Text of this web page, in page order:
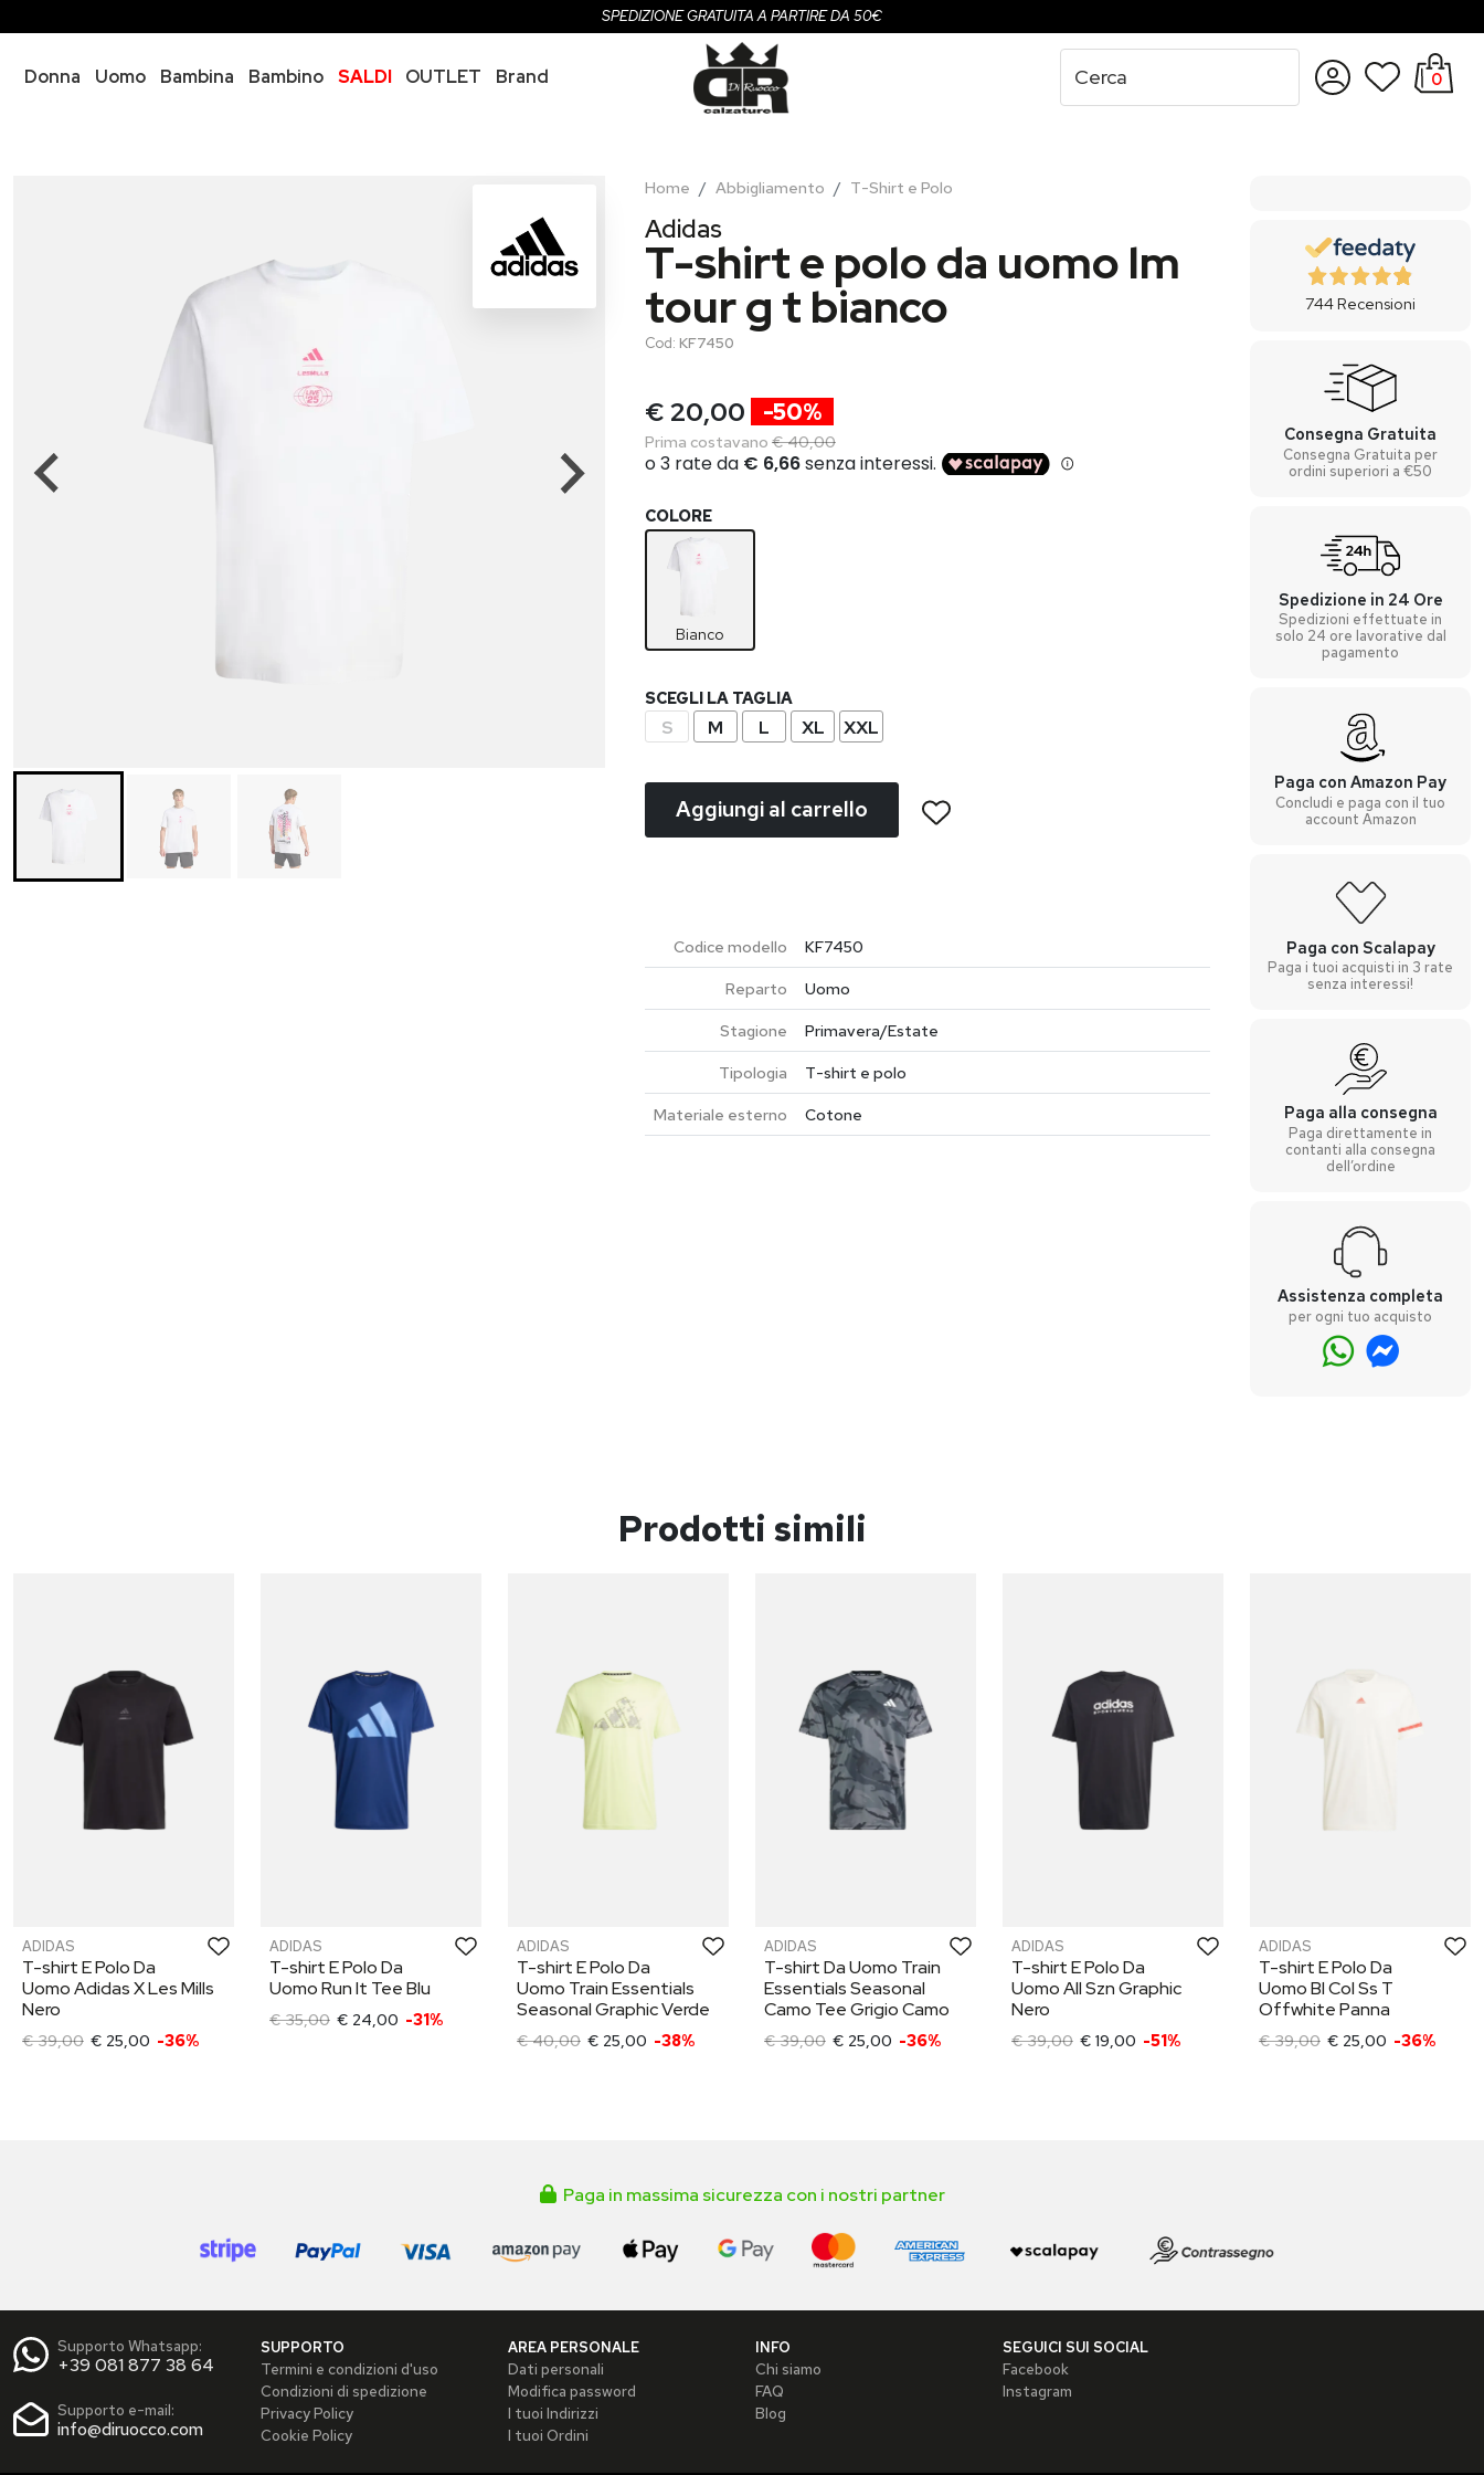
SPEDIZIONE GRATUITA A PARTIRE DA 50€
Donna Uomo Bambina Bambino SALDI OUTLET
Brand
0
Home Abbigliamento T-Shirt e Polo
Adidas
T-shirt e polo da uomo lm
tour g t bianco
Cod: KF7450
€ 20,00 -50%
Prima costavano € 40,00
COLORE
Bianco
SCEGLI LA TAGLIA
S M L XL XXL
Aggiungi al carrello
Codice modello
KF7450
Reparto
Uomo
Stagione
Primavera/Estate
Tipologia
T-shirt e polo
Materiale esterno
Cotone
744Recensioni
Consegna Gratuita
Consegna Gratuita per
ordini superiori a €50
Spedizione in 24 Ore
Spedizioni effettuate in
solo 24 ore lavorative dal
pagamento
Paga con Amazon Pay
Concludi e paga con il tuo
account Amazon
Paga con Scalapay
Paga i tuoi acquisti in 3 rate
senza interessi!
Paga alla consegna
Paga direttamente in
contanti alla consegna
dell’ordine
Assistenza completa
per ogni tuo acquisto
Prodotti simili
ADIDAS
T-shirt E Polo Da
Uomo Adidas X Les Mills
Nero
€ 39,00 € 25,00 -36%
ADIDAS
T-shirt E Polo Da
Uomo Run It Tee Blu
€ 35,00 € 24,00 -31%
ADIDAS
T-shirt E Polo Da
Uomo Train Essentials
Seasonal Graphic Verde
€ 40,00 € 25,00 -38%
ADIDAS
T-shirt Da Uomo Train
Essentials Seasonal
Camo Tee Grigio Camo
€ 39,00 € 25,00 -36%
ADIDAS
T-shirt E Polo Da
Uomo All Szn Graphic
Nero
€ 39,00 € 19,00 -51%
ADIDAS
T-shirt E Polo Da
Uomo Bl Col Ss T
Offwhite Panna
€ 39,00 € 25,00 -36%
Paga in massima sicurezza con i nostri partner
Supporto Whatsapp:
+39 081 877 38 64
Supporto e-mail:
info@diruocco.com
SUPPORTO
Termini e condizioni d'uso
Condizioni di spedizione
Privacy Policy
Cookie Policy
AREA PERSONALE
Dati personali
Modifica password
I tuoi Indirizzi
I tuoi Ordini
INFO
Chi siamo
FAQ
Blog
SEGUICI SUI SOCIAL
Facebook
Instagram